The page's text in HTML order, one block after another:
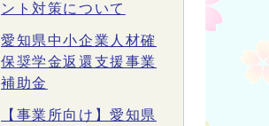
ント対策について
愛知県中小企業人材確
保奨学金返還支援事業
補助金
【事業所向け】愛知県